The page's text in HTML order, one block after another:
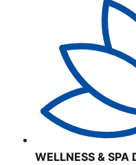
WELLNESS & SPA